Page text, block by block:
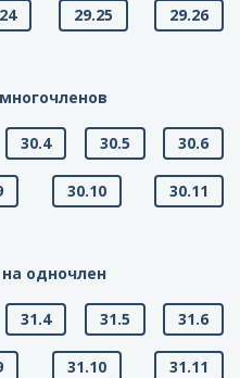
29.25 29.26
30.4 30.5 30.6
30.10 30.11
одночлен
31.4 31.5 31.6
31.10 31.11